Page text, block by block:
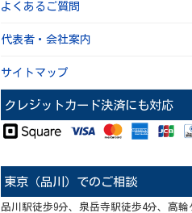
よくあるご質問
代表者・会社案内
サイトマップ
クレジットカード決済にも対応
東京（品川）でのご相談
品川駅徒歩9分、泉岳寺駅徒歩4分、高輪